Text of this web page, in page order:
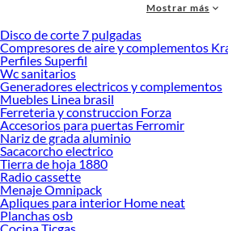
accesorios de calidad que te ayudarán a crear un
Desde remodelaciones hasta proyectos de
tus ideas realidad. ¡Visítanos y encuentra todo lo
Lijadoras!
Explora la variedad de productos de Lijadoras
Herramientas, materiales y accesorios de calidad
renovación de espacios. ¡Visítanos y descubre todo
ofrecerte!
Encuentra una amplia variedad de productos de
Encuentra todo lo necesario para tus proyectos de
¡Visítanos y haz tus ideas realidad!
Mostrar más
Disco de corte 7 pulgadas
Compresores de aire y complementos
Perfiles Superfil
Wc sanitarios
Generadores electricos y complementos
Muebles Linea brasil
Ferreteria y construccion Forza
Accesorios para puertas Ferromir
Nariz de grada aluminio
Sacacorcho electrico
Tierra de hoja 1880
Radio cassette
Menaje Omnipack
Apliques para interior Home neat
Planchas osb
Cocina Ticgas